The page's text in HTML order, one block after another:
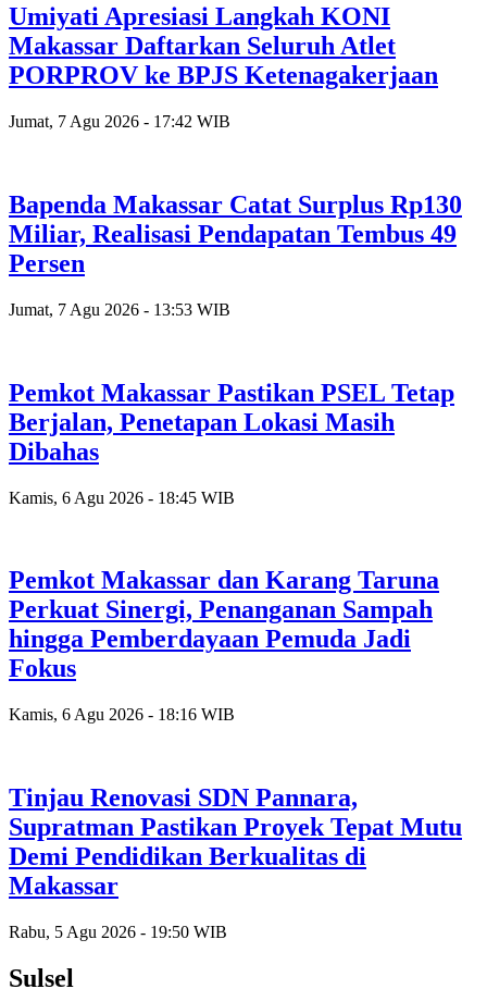
Umiyati Apresiasi Langkah KONI
Makassar Daftarkan Seluruh Atlet
PORPROV ke BPJS Ketenagakerjaan
Jumat, 7 Agu 2026 - 17:42 WIB
Bapenda Makassar Catat Surplus Rp130
Miliar, Realisasi Pendapatan Tembus 49
Persen
Jumat, 7 Agu 2026 - 13:53 WIB
Pemkot Makassar Pastikan PSEL Tetap
Berjalan, Penetapan Lokasi Masih
Dibahas
Kamis, 6 Agu 2026 - 18:45 WIB
Pemkot Makassar dan Karang Taruna
Perkuat Sinergi, Penanganan Sampah
hingga Pemberdayaan Pemuda Jadi
Fokus
Kamis, 6 Agu 2026 - 18:16 WIB
Tinjau Renovasi SDN Pannara,
Supratman Pastikan Proyek Tepat Mutu
Demi Pendidikan Berkualitas di
Makassar
Rabu, 5 Agu 2026 - 19:50 WIB
Sulsel